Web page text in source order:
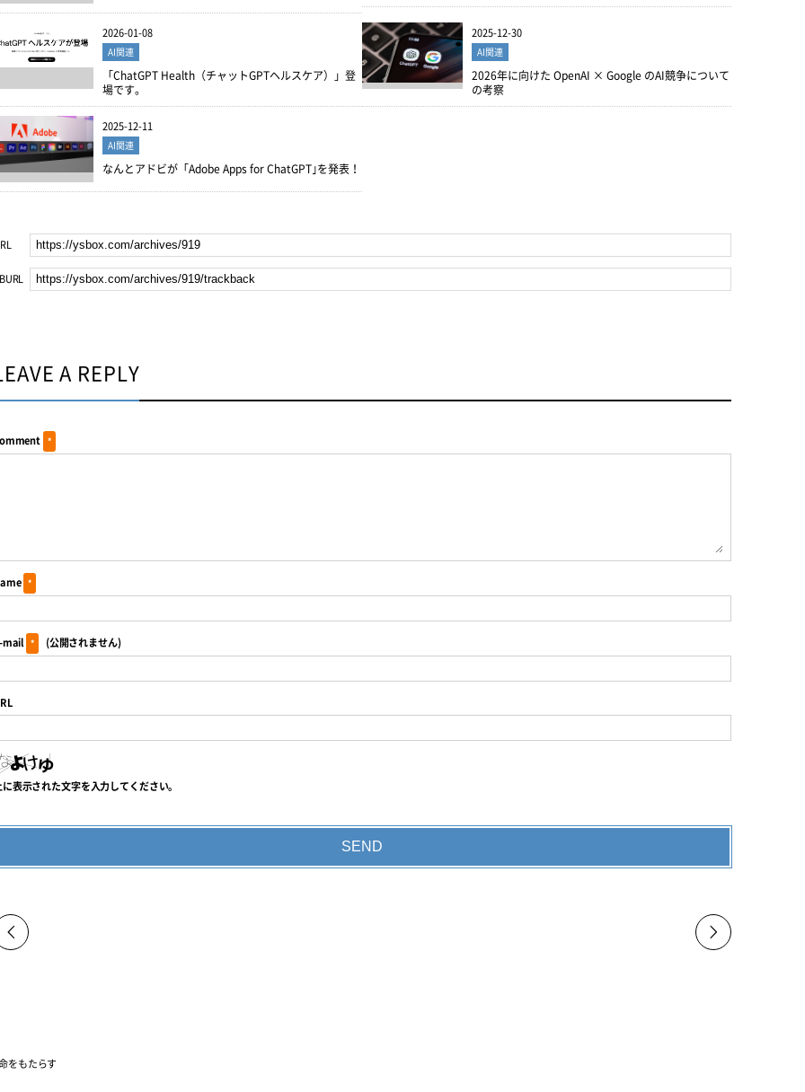
2026-01-08
AI関連
「ChatGPT Health（チャットGPTヘルスケア）」登
場です。
2025-12-30
AI関連
2026年に向けた OpenAI × Google のAI競争について
の考察
2025-12-11
AI関連
なんとアドビが「Adobe Apps for ChatGPT｣を発表！
A REPLY
*
*
mail * (公開されません)
表示された文字を入力してください。
をもたらす